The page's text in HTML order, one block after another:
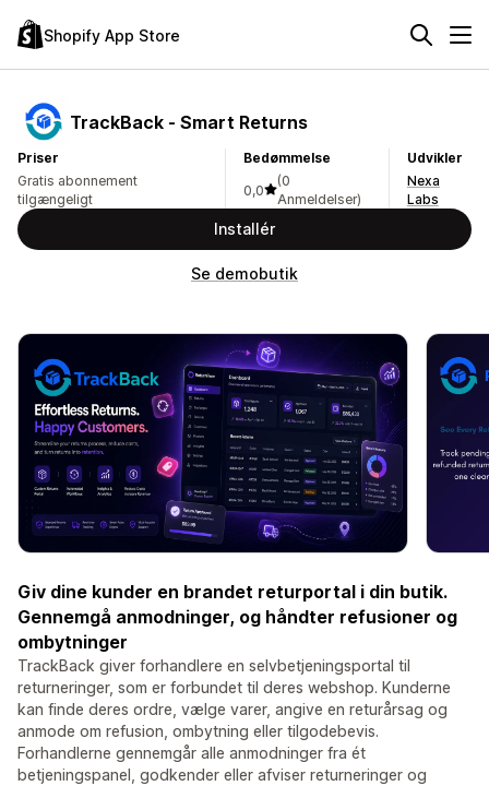
Shopify App Store
TrackBack ‑ Smart Returns
Priser
Gratis abonnement
tilgængeligt
Bedømmelse
0,0
(0
Anmeldelser)
Udvikler
Nexa
Labs
Installér
Se demobutik
Giv dine kunder en brandet returportal i din butik.
Gennemgå anmodninger, og håndter refusioner og
ombytninger
TrackBack giver forhandlere en selvbetjeningsportal til
returneringer, som er forbundet til deres webshop. Kunderne
kan finde deres ordre, vælge varer, angive en returårsag og
anmode om refusion, ombytning eller tilgodebevis.
Forhandlerne gennemgår alle anmodninger fra ét
betjeningspanel, godkender eller afviser returneringer og